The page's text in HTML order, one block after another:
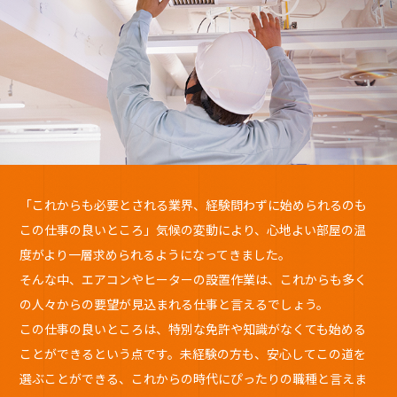
「これからも必要とされる業界、経験問わずに始められるのも
この仕事の良いところ」気候の変動により、心地よい部屋の温
度がより一層求められるようになってきました。
そんな中、エアコンやヒーターの設置作業は、これからも多く
の人々からの要望が見込まれる仕事と言えるでしょう。
この仕事の良いところは、特別な免許や知識がなくても始める
ことができるという点です。未経験の方も、安心してこの道を
選ぶことができる、これからの時代にぴったりの職種と言えま